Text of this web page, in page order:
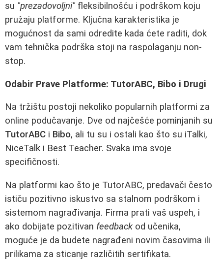
su "prezadovoljni" fleksibilnošću i podrškom koju
pružaju platforme. Ključna karakteristika je
mogućnost da sami odredite kada ćete raditi, dok
vam tehnička podrška stoji na raspolaganju non-
stop.
Odabir Prave Platforme: TutorABC, Bibo i Drugi
Na tržištu postoji nekoliko popularnih platformi za
online podučavanje. Dve od najčešće pominjanih su
TutorABC i Bibo, ali tu su i ostali kao što su iTalki,
NiceTalk i Best Teacher. Svaka ima svoje
specifičnosti.
Na platformi kao što je TutorABC, predavači često
ističu pozitivno iskustvo sa stalnom podrškom i
sistemom nagrađivanja. Firma prati vaš uspeh, i
ako dobijate pozitivan feedbackod učenika,
moguće je da budete nagrađeni novim časovima ili
prilikama za sticanje različitih sertifikata.